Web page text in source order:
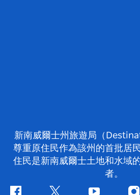
新南威爾士州旅遊局（
尊重原住民作為該州的首批居
住民是新南威爾士土地和水域
者。